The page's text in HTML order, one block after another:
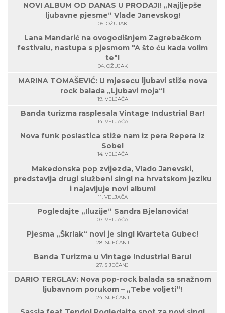
NOVI ALBUM OD DANAS U PRODAJI! „Najljepše
ljubavne pjesme“ Vlade Janevskog!
05. OŽUJAK
Lana Mandarić na ovogodišnjem Zagrebačkom
festivalu, nastupa s pjesmom "A što ću kada volim
te"!
04. OŽUJAK
MARINA TOMAŠEVIĆ: U mjesecu ljubavi stiže nova
rock balada „Ljubavi moja“!
19. VELJAČA
Banda turizma rasplesala Vintage Industrial Bar!
14. VELJAČA
Nova funk poslastica stiže nam iz pera Repera Iz
Sobe!
14. VELJAČA
Makedonska pop zvijezda, Vlado Janevski,
predstavlja drugi službeni singl na hrvatskom jeziku
i najavljuje novi album!
11. VELJAČA
Pogledajte „Iluzije“ Sandra Bjelanovića!
07. VELJAČA
Pjesma „Škrlak“ novi je singl Kvarteta Gubec!
28. SIJEČANJ
Banda Turizma u Vintage Industrial Baru!
27. SIJEČANJ
DARIO TERGLAV: Nova pop-rock balada sa snažnom
ljubavnom porukom – „Tebe voljeti“!
24. SIJEČANJ